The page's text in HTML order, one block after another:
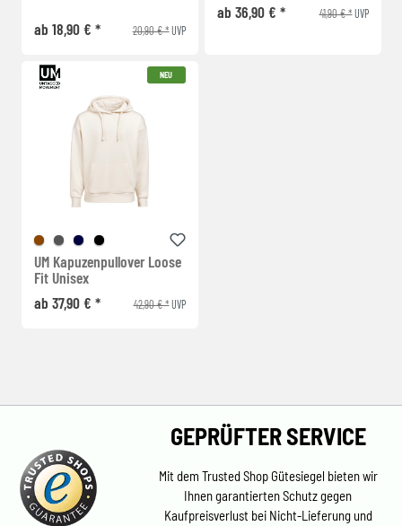
ab 18,90 € * 20,90 € *UVP
ab 36,90 € * 41,90 € *UVP
NEU
UM Kapuzenpullover Loose
Fit Unisex
ab 37,90 € *
42,90 € *UVP
GEPRÜFTER SERVICE
Mit dem Trusted Shop Gütesiegel bieten wir
Ihnen garantierten Schutz gegen
Kaufpreisverlust bei Nicht-Lieferung und